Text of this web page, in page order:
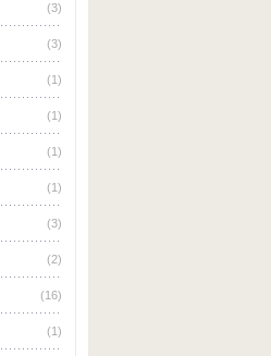
(3)
(3)
(1)
(1)
(1)
(1)
(3)
(2)
(16)
(1)